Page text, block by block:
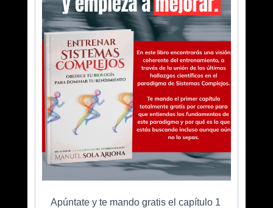
Apúntate y te mando gratis el capítulo 1